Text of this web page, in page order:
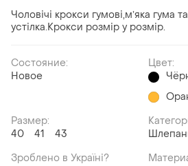
Чоловічі крокси гумові,мʼяка гума
устілка.Крокси розмір у розмір.
Состояние:
Новое
Цвет:
Размер:
40
41 43
Зроблено в Україні?